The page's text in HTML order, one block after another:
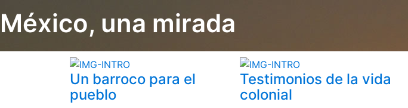
México, una mirada
Un barroco para el
pueblo
Testimonios de la vida
colonial